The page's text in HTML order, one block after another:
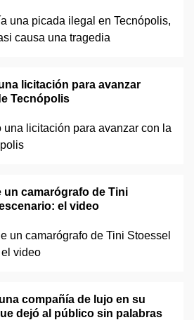
licitación para avanzar
Tecnópolis
un camarógrafo de Tini
el video
compañía de lujo en su
dejó al público sin palabras